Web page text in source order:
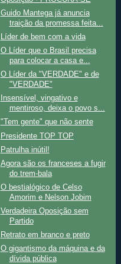
Guido Mantega já anuncia
traição da promessa feita...
Líder de bem com a vida
O Líder que o Brasil precisa
para colocar a casa e...
O Líder da "VERDADE" e de
"VERDADE"
Insensível, vingativo e
mentiroso, deixa o povo s...
"Tem gente" que não sente
Presidente TOP TOP
Patrulha inútil!
Agora são os franceses a fugir
do trem-bala
O bestialógico de Celso
Amorim e Nelson Jobim
Verdadeira Oposição sem
Partido
Retrato em branco e preto
O gigantismo da máquina e da
dívida pública